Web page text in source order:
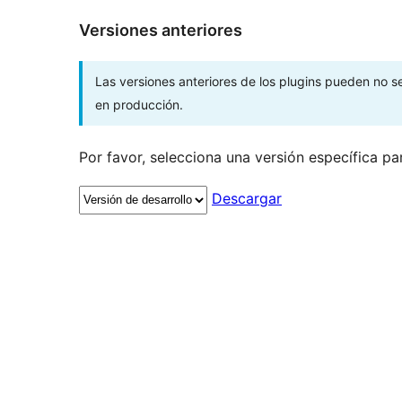
Versiones anteriores
Las versiones anteriores de los plugins pueden no
en producción.
Por favor, selecciona una versión específica
Descargar